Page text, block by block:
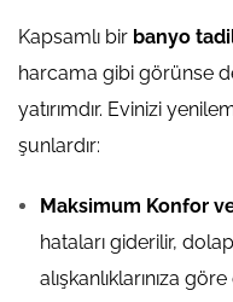
Kapsamlı bir banyo
harcama gibi görünse
yatırımdır. Evinizi
şunlardır:
Maksimum Konfor
hataları giderilir,
alışkanlıklarınıza